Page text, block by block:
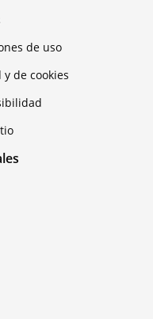
de uso
de cookies